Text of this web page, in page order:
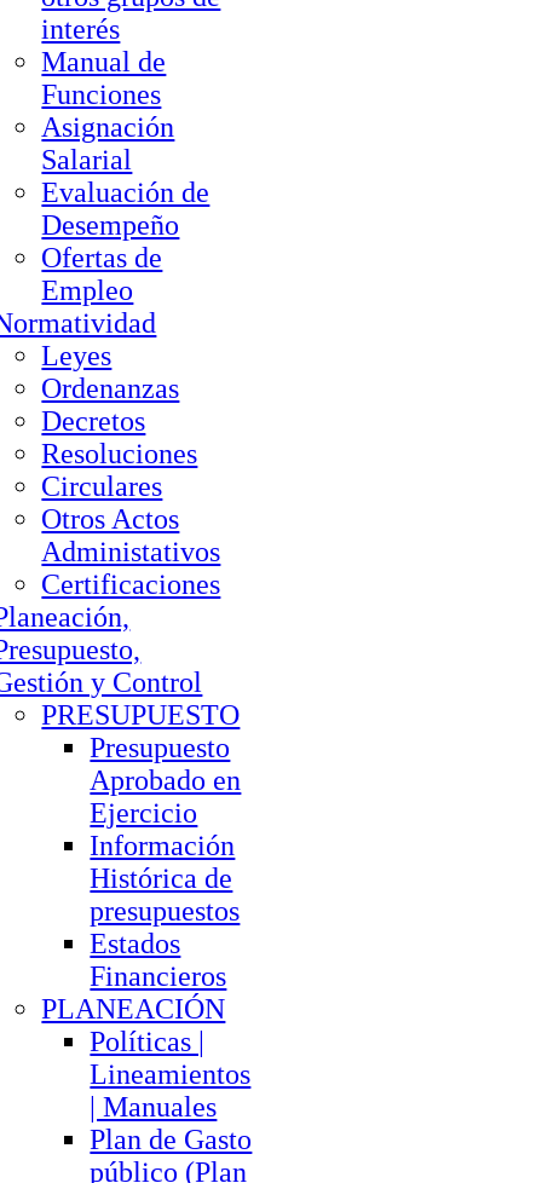
interés
Manual de
Funciones
Asignación
Salarial
Evaluación de
Desempeño
Ofertas de
Empleo
Leyes
Ordenanzas
Decretos
Resoluciones
Circulares
Otros Actos
Administativos
Certificaciones
y Control
PRESUPUESTO
Presupuesto
Aprobado en
Ejercicio
Información
Histórica de
presupuestos
Estados
Financieros
PLANEACIÓN
Políticas |
Lineamientos
| Manuales
Plan de Gasto
público (Plan